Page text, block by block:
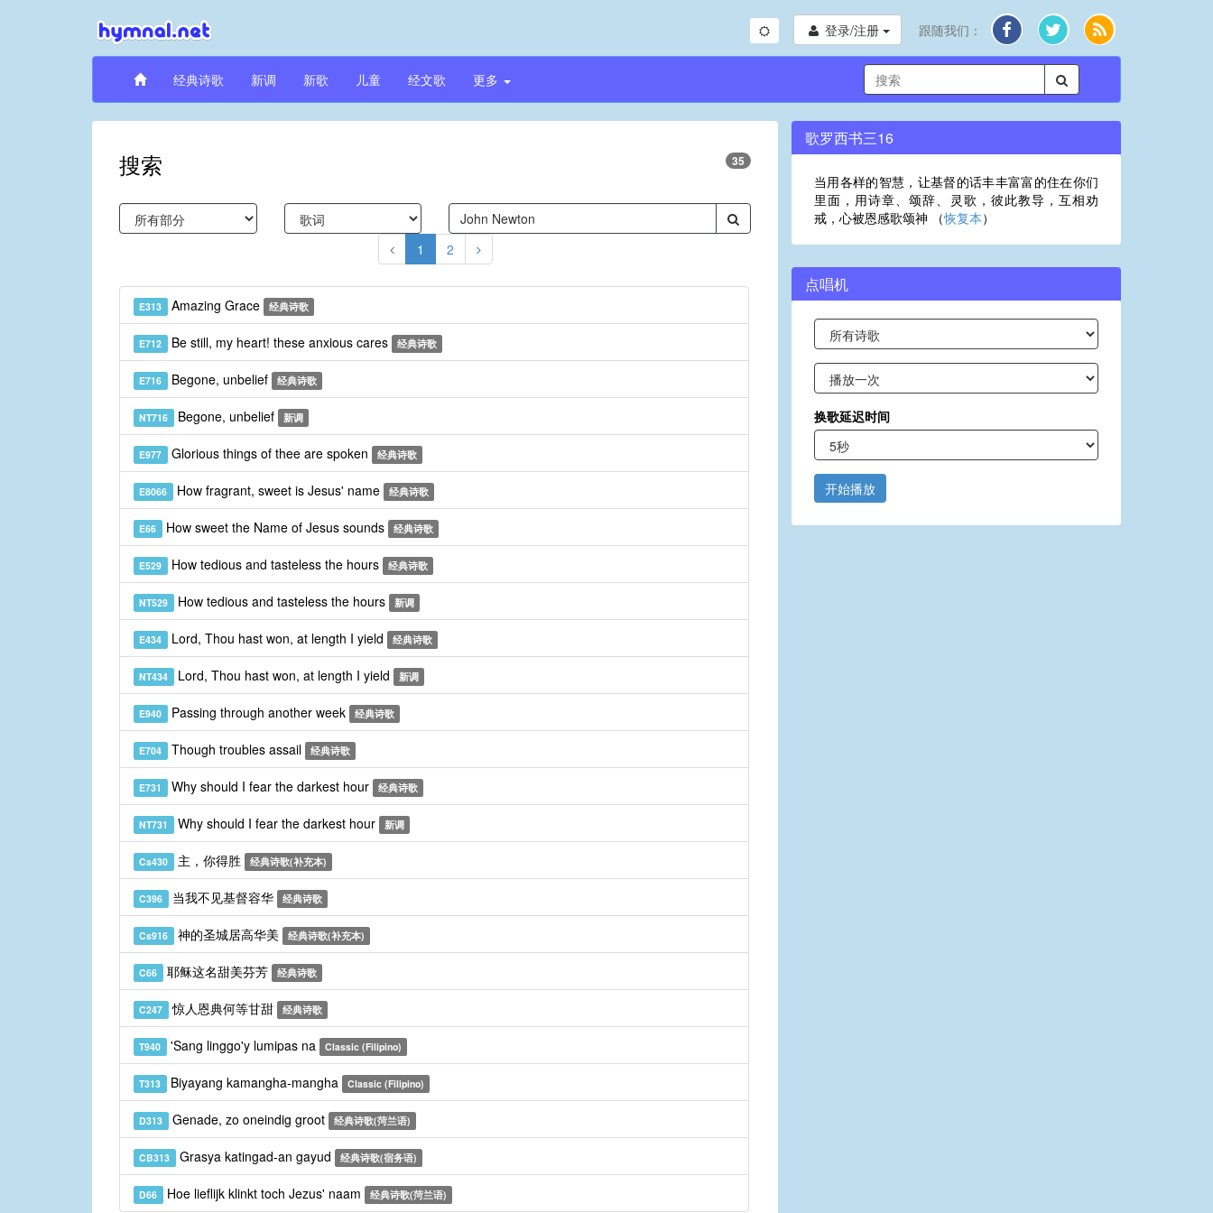
登录/注册 跟随我们：
经典诗歌 新调 新歌 儿童 经文歌 更多
搜索 35
1 2
E313 Amazing Grace 经典诗歌
E712 Be still, my heart! these anxious cares 经典诗歌
E716 Begone, unbelief 经典诗歌
NT716 Begone, unbelief 新调
E977 Glorious things of thee are spoken 经典诗歌
E8066 How fragrant, sweet is Jesus' name 经典诗歌
E66 How sweet the Name of Jesus sounds 经典诗歌
E529 How tedious and tasteless the hours 经典诗歌
NT529 How tedious and tasteless the hours 新调
E434 Lord, Thou hast won, at length I yield 经典诗歌
NT434 Lord, Thou hast won, at length I yield 新调
E940 Passing through another week 经典诗歌
E704 Though troubles assail 经典诗歌
E731 Why should I fear the darkest hour 经典诗歌
NT731 Why should I fear the darkest hour 新调
Cs430 主，你得胜 经典诗歌(补充本)
C396 当我不见基督容华 经典诗歌
Cs916 神的圣城居高华美 经典诗歌(补充本)
C66 耶稣这名甜美芬芳 经典诗歌
C247 惊人恩典何等甘甜 经典诗歌
T940 'Sang linggo'y lumipas na Classic (Filipino)
T313 Biyayang kamangha-mangha Classic (Filipino)
D313 Genade, zo oneindig groot 经典诗歌(菏兰语)
CB313 Grasya katingad-an gayud 经典诗歌(宿务语)
D66 Hoe lieflijk klinkt toch Jezus' naam 经典诗歌(菏兰语)
歌罗西书三16
当用各样的智慧，让基督的话丰丰富富的住在你们
里面，用诗章、颂辞、灵歌，彼此教导，互相劝
戒，心被恩感歌颂神 （恢复本）
点唱机
换歌延迟时间
开始播放